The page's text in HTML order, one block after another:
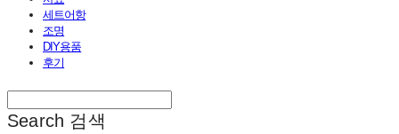
세트어항
조명
DIY용품
후기
Search 검색